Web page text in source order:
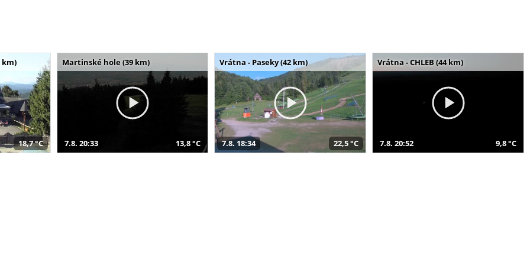
km)
18,7 °C
Martinské hole (39 km)
7.8. 20:33 13,8 °C
Vrátna - Paseky (42 km)
7.8. 18:34 22,5 °C
Vrátna - CHLEB (44 km)
7.8. 20:52 9,8 °C